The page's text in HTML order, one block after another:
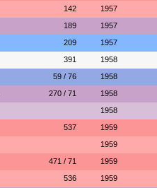
142 1957
189 1957
209 1957
391 1958
59 / 76 1958
270 / 71 1958
1958
537 1959
1959
471 / 71 1959
536 1959